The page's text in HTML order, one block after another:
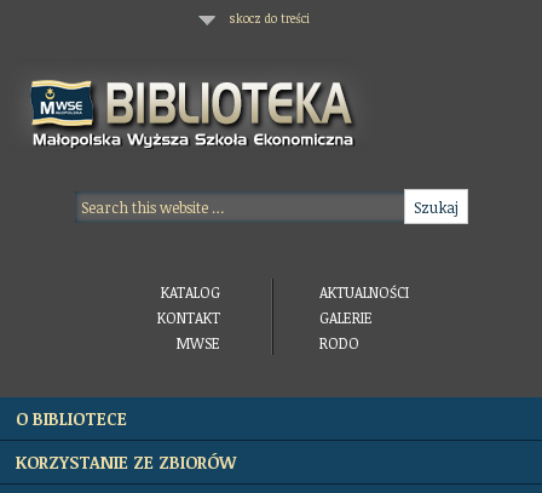
skocz do treści
KATALOG
KONTAKT
MWSE
AKTUALNOŚCI
GALERIE
RODO
O BIBLIOTECE
KORZYSTANIE ZE ZBIORÓW